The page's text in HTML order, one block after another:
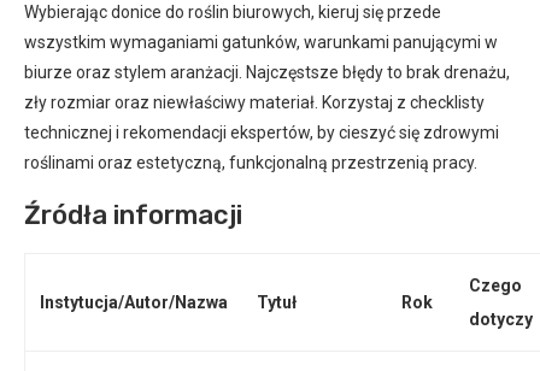
Wybierając donice do roślin biurowych, kieruj się przede
wszystkim wymaganiami gatunków, warunkami panującymi w
biurze oraz stylem aranżacji. Najczęstsze błędy to brak drenażu,
zły rozmiar oraz niewłaściwy materiał. Korzystaj z checklisty
technicznej i rekomendacji ekspertów, by cieszyć się zdrowymi
roślinami oraz estetyczną, funkcjonalną przestrzenią pracy.
Źródła informacji
Instytucja/Autor/Nazwa Tytuł Rok
Czego
dotyczy